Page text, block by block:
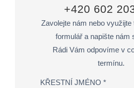
+420 602
Zavolejte nám nebo
formulář a napište nám
Rádi Vám odpovíme v
termínu.
KŘESTNÍ JMÉNO *